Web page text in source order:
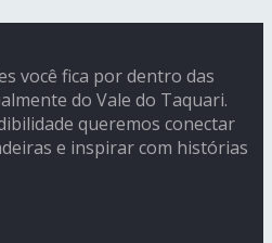
você fica por dentro das
do Vale do Taquari.
queremos conectar
e inspirar com histórias